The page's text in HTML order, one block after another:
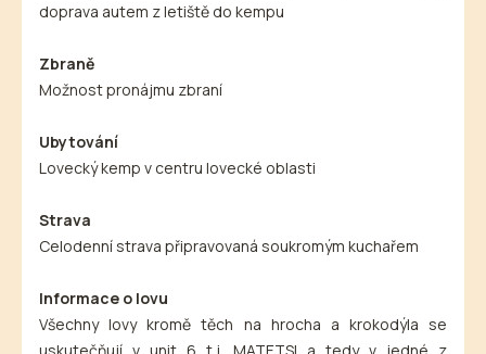
doprava autem z letiště do kempu
Zbraně
Možnost pronájmu zbraní
Ubytování
Lovecký kemp v centru lovecké oblasti
Strava
Celodenní strava připravovaná soukromým kuchařem
Informace o lovu
Všechny lovy kromě těch na hrocha a krokodýla se